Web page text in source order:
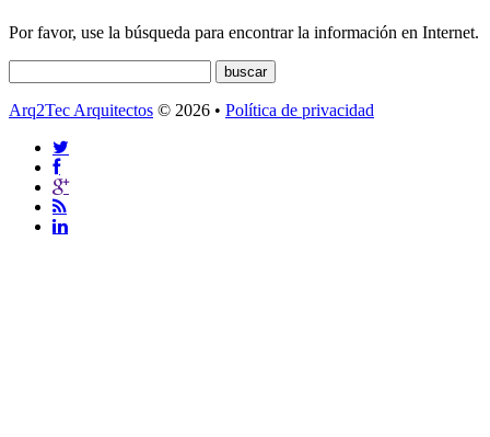
Por favor, use la búsqueda para encontrar la información en Internet.
Arq2Tec Arquitectos © 2026 • Política de privacidad